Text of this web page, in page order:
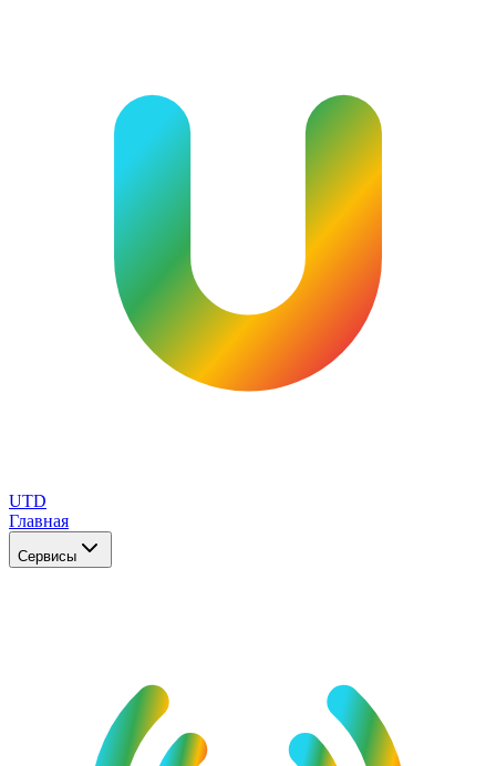
UTD
Главная
Сервисы